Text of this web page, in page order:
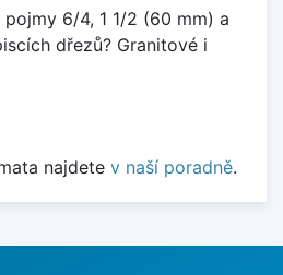
6/4, 1 1/2 (60 mm) a
dřezů? Granitové i
najdete v naší poradně.